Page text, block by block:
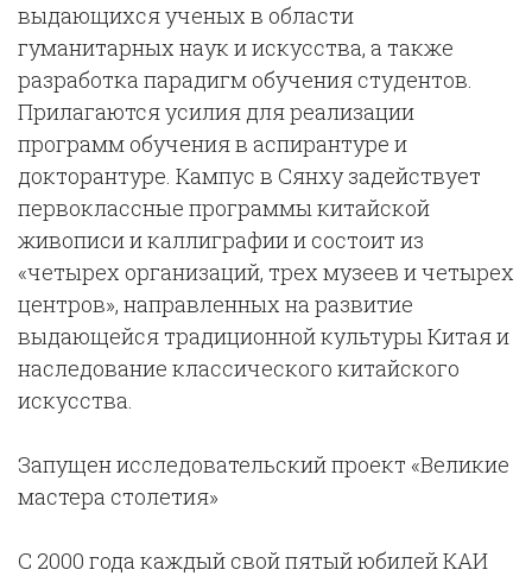
выдающихся ученых в области
гуманитарных наук и искусства, а также
разработка парадигм обучения студентов.
Прилагаются усилия для реализации
программ обучения в аспирантуре и
докторантуре. Кампус в Сянху задействует
первоклассные программы китайской
живописи и каллиграфии и состоит из
«‎‎четырех организаций, трех музеев и четырех
центров», направленных на развитие
выдающейся традиционной культуры Китая и
наследование классического китайского
искусства.
Запущен исследовательский проект «Великие
мастера столетия»
С 2000 года каждый свой пятый юбилей КАИ